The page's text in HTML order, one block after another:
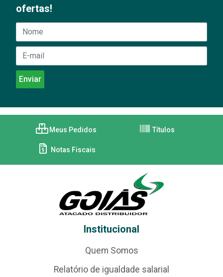
ofertas!
Meus Pedidos Títulos
Notas Fiscais
Institucional
Quem Somos
Relatório de igualdade salarial